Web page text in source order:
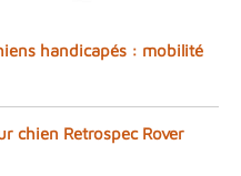
handicapés : mobilité
chien Retrospec Rover